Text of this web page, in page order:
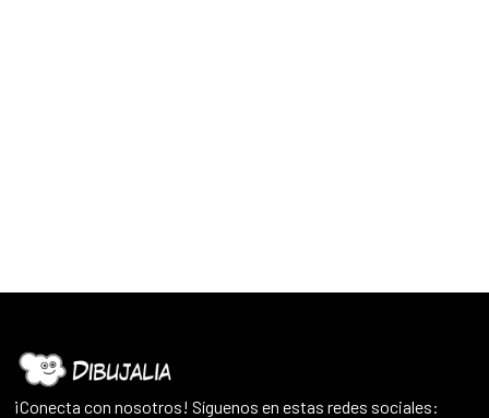
¡Conecta con nosotros! Síguenos en estas redes sociales: